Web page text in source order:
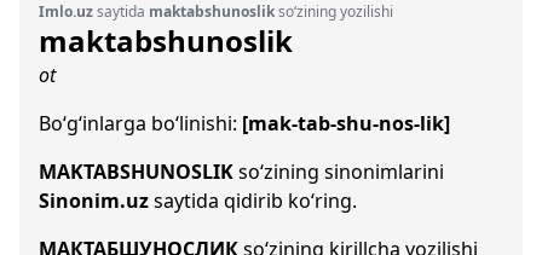
Imlo.uzsaytida maktabshunoslikso‘zining yozilishi
maktabshunoslik
ot
Bo‘g‘inlarga bo‘linishi: [mak-tab-shu-nos-lik]
MAKTABSHUNOSLIKso‘zining sinonimlarini
Sinonim.uzsaytida qidirib ko‘ring.
МАКТАБШУНОСЛИКso‘zining kirillcha yozilishi